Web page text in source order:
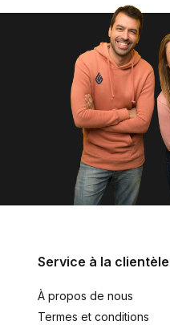
Service à la clientèle
À propos de nous
Termes et conditions